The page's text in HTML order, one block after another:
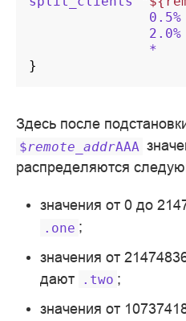
0.5%
2.0%
*
}
Здесь после
$remote_addrAAA
распределяются
значения от 0 до
.one ;
значения от
дают
.two ;
значения от